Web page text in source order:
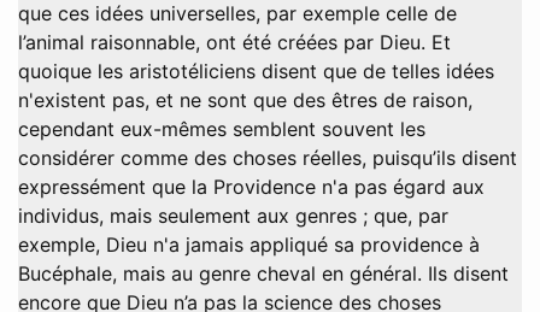
que ces idées universelles, par exemple celle de
l’animal raisonnable, ont été créées par Dieu. Et
quoique les aristotéliciens disent que de telles idées
n'existent pas, et ne sont que des êtres de raison,
cependant eux-mêmes semblent souvent les
considérer comme des choses réelles, puisqu’ils disent
expressément que la Providence n'a pas égard aux
individus, mais seulement aux genres ; que, par
exemple, Dieu n'a jamais appliqué sa providence à
Bucéphale, mais au genre cheval en général. Ils disent
encore que Dieu n’a pas la science des choses